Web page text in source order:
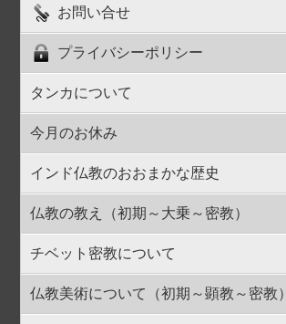
お問い合せ
プライバシーポリシー
タンカについて
今月のお休み
インド仏教のおおまかな歴史
仏教の教え（初期～大乗～密教）
チベット密教について
仏教美術について（初期～顕教～密教）